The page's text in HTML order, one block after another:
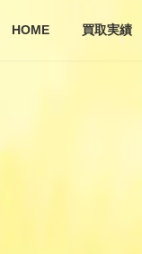
HOME 買取実績